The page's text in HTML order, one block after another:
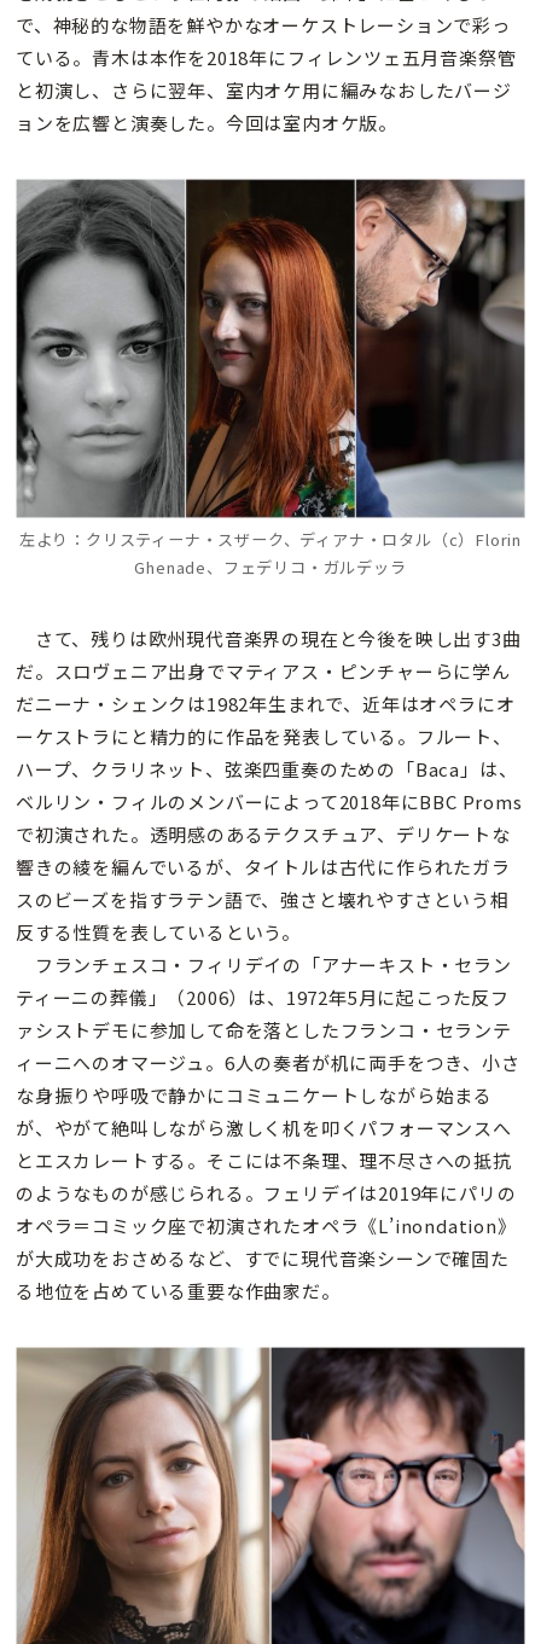
で、神秘的な物語を鮮やかなオーケストレーションで彩っ
ている。青木は本作を2018年にフィレンツェ五月音楽祭管
と初演し、さらに翌年、室内オケ用に編みなおしたバージ
ョンを広響と演奏した。今回は室内オケ版。
左より：クリスティーナ・スザーク、ディアナ・ロタル（c）Florin
Ghenade、フェデリコ・ガルデッラ
さて、残りは欧州現代音楽界の現在と今後を映し出す3曲
だ。スロヴェニア出身でマティアス・ピンチャーらに学ん
だニーナ・シェンクは1982年生まれで、近年はオペラにオ
ーケストラにと精力的に作品を発表している。フルート、
ハープ、クラリネット、弦楽四重奏のための「Baca」は、
ベルリン・フィルのメンバーによって2018年にBBC Proms
で初演された。透明感のあるテクスチュア、デリケートな
響きの綾を編んでいるが、タイトルは古代に作られたガラ
スのビーズを指すラテン語で、強さと壊れやすさという相
反する性質を表しているという。
フランチェスコ・フィリデイの「アナーキスト・セラン
ティーニの葬儀」（2006）は、1972年5月に起こった反フ
ァシストデモに参加して命を落としたフランコ・セランテ
ィーニへのオマージュ。6人の奏者が机に両手をつき、小さ
な身振りや呼吸で静かにコミュニケートしながら始まる
が、やがて絶叫しながら激しく机を叩くパフォーマンスへ
とエスカレートする。そこには不条理、理不尽さへの抵抗
のようなものが感じられる。フェリデイは2019年にパリの
オペラ＝コミック座で初演されたオペラ《L’inondation》
が大成功をおさめるなど、すでに現代音楽シーンで確固た
る地位を占めている重要な作曲家だ。